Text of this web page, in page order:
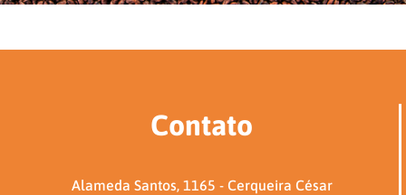
Contato
Alameda Santos, 1165 - Cerqueira César